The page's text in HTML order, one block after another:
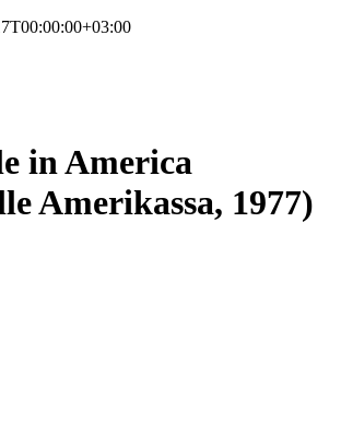
in America
Amerikassa, 1977)